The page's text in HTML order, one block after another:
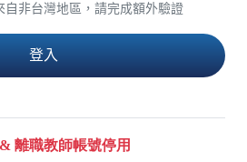
自非台灣地區，請完成額外驗證
離職教師帳號停用